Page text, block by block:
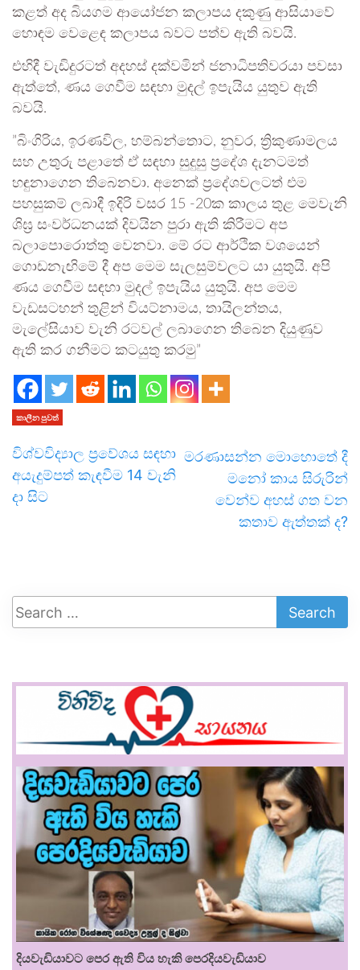
කළත් අද බියගම ආයෝජන කලාපය දකුණු ආසියාවේ
හොඳම වෙළෙඳ කලාපය බවට පත්ව ඇති බවයි.
එහිදී වැඩිදුරටත් අදහස් දක්වමින් ජනාධිපතිවරයා පවසා
ඇත්තේ, ණය ගෙවීම සඳහා මුදල් ඉපැයිය යුතුව ඇති
බවයි.
”බිංගිරිය, ඉරණවිල, හම්බන්තොට, නුවර, ත්‍රිකුණාමලය
සහ උතුරු පළාතේ ඒ සඳහා සුදුසු ප්‍රදේශ දැනටමත්
හඳුනාගෙන තිබෙනවා. අනෙක් ප්‍රදේශවලටත් එම
පහසුකම් ලබාදී ඉදිරි වසර 15 -20ක කාලය තුළ මෙවැනි
ශිඝ්‍ර සංවර්ධනයක් දිවයින පුරා ඇති කිරීමට අප
බලාපොරොත්තු වෙනවා. මේ රට ආර්ථික වශයෙන්
ගොඩනැඟිමේ දී අප මෙම සැලසුම්වලට යා යුතුයි. අපි
ණය ගෙවීම සඳහා මුදල් ඉපැයිය යුතුයි. අප මෙම
වැඩසටහන් තුළින් වියට්නාමය, තායිලන්තය,
මැලේසියාව වැනි රටවල් ලබාගෙන තිබෙන දියුණුව
ඇති කර ගනීමට කටයුතු කරමු”
කාලීන පුවත්
විශ්වවිද්‍යාල ප්‍රවේශය සඳහා
අයැදුම්පත් කැඳවීම 14 වැනි
දා සිට
මරණාසන්න මොහොතේ දී
මනෝ කාය සිරුරින්
වෙන්ව අහස් ගත වන
කතාව ඇත්තක් ද?
දියවැඩියාවට පෙර ඇති විය හැකි පෙරදියවැඩියාව